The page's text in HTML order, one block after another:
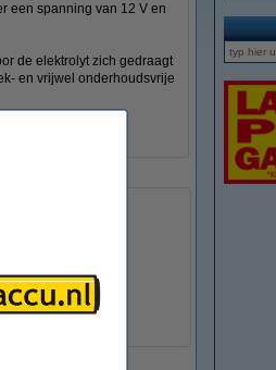
een spanning van 12 V en
de elektrolyt zich gedraagt
en vrijwel onderhoudsvrije